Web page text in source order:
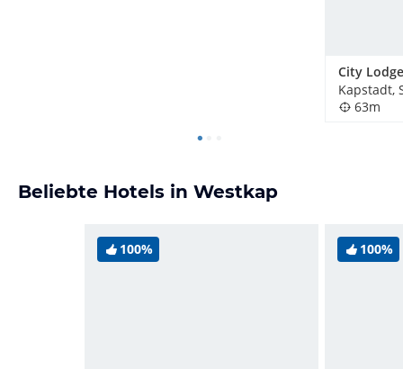
Kapstadt,
63m
Beliebte Hotels in Westkap
100% 100%